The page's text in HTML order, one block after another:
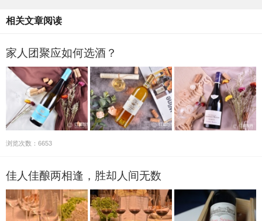
相关文章阅读
家人团聚应如何选酒？
浏览次数：6653
佳人佳酿两相逢，胜却人间无数